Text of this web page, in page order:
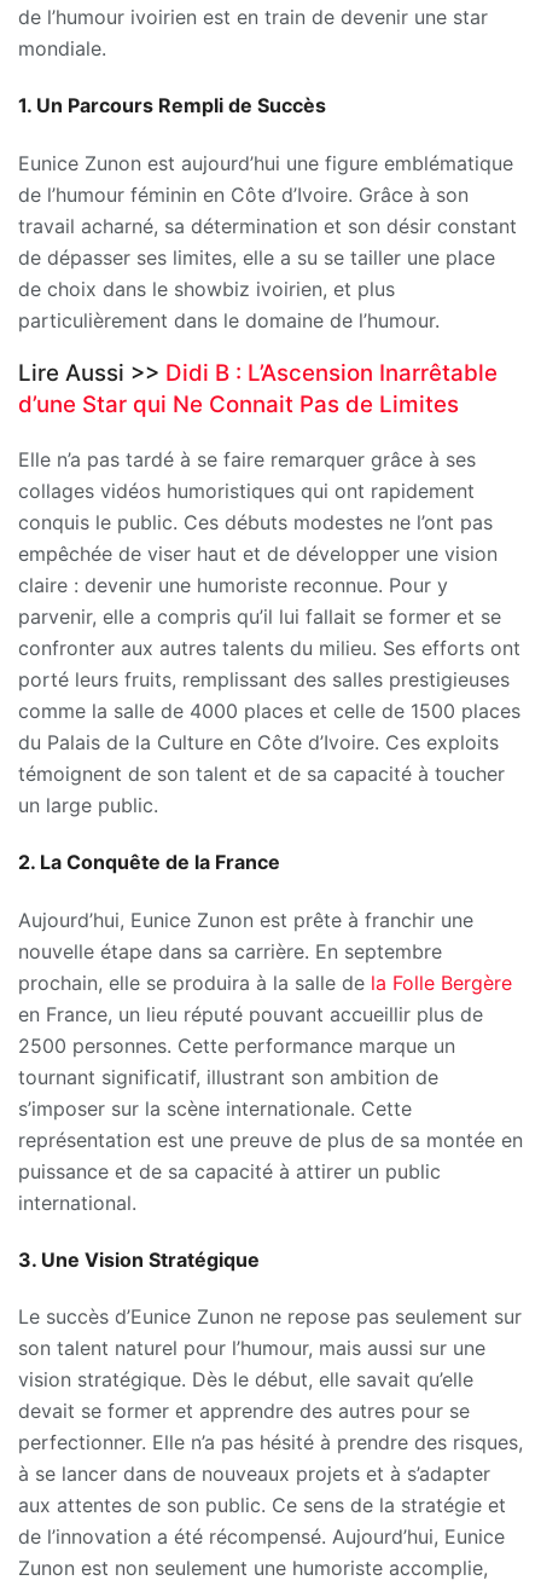
de l’humour ivoirien est en train de devenir une star
mondiale.
1. Un Parcours Rempli de Succès
Eunice Zunon est aujourd’hui une figure emblématique
de l’humour féminin en Côte d’Ivoire. Grâce à son
travail acharné, sa détermination et son désir constant
de dépasser ses limites, elle a su se tailler une place
de choix dans le showbiz ivoirien, et plus
particulièrement dans le domaine de l’humour.
Lire Aussi >> Didi B : L’Ascension Inarrêtable
d’une Star qui Ne Connait Pas de Limites
Elle n’a pas tardé à se faire remarquer grâce à ses
collages vidéos humoristiques qui ont rapidement
conquis le public. Ces débuts modestes ne l’ont pas
empêchée de viser haut et de développer une vision
claire : devenir une humoriste reconnue. Pour y
parvenir, elle a compris qu’il lui fallait se former et se
confronter aux autres talents du milieu. Ses efforts ont
porté leurs fruits, remplissant des salles prestigieuses
comme la salle de 4000 places et celle de 1500 places
du Palais de la Culture en Côte d’Ivoire. Ces exploits
témoignent de son talent et de sa capacité à toucher
un large public.
2. La Conquête de la France
Aujourd’hui, Eunice Zunon est prête à franchir une
nouvelle étape dans sa carrière. En septembre
prochain, elle se produira à la salle de la Folle Bergère
en France, un lieu réputé pouvant accueillir plus de
2500 personnes. Cette performance marque un
tournant significatif, illustrant son ambition de
s’imposer sur la scène internationale. Cette
représentation est une preuve de plus de sa montée en
puissance et de sa capacité à attirer un public
international.
3. Une Vision Stratégique
Le succès d’Eunice Zunon ne repose pas seulement sur
son talent naturel pour l’humour, mais aussi sur une
vision stratégique. Dès le début, elle savait qu’elle
devait se former et apprendre des autres pour se
perfectionner. Elle n’a pas hésité à prendre des risques,
à se lancer dans de nouveaux projets et à s’adapter
aux attentes de son public. Ce sens de la stratégie et
de l’innovation a été récompensé. Aujourd’hui, Eunice
Zunon est non seulement une humoriste accomplie,